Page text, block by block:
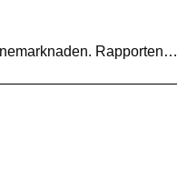
Rapporten…